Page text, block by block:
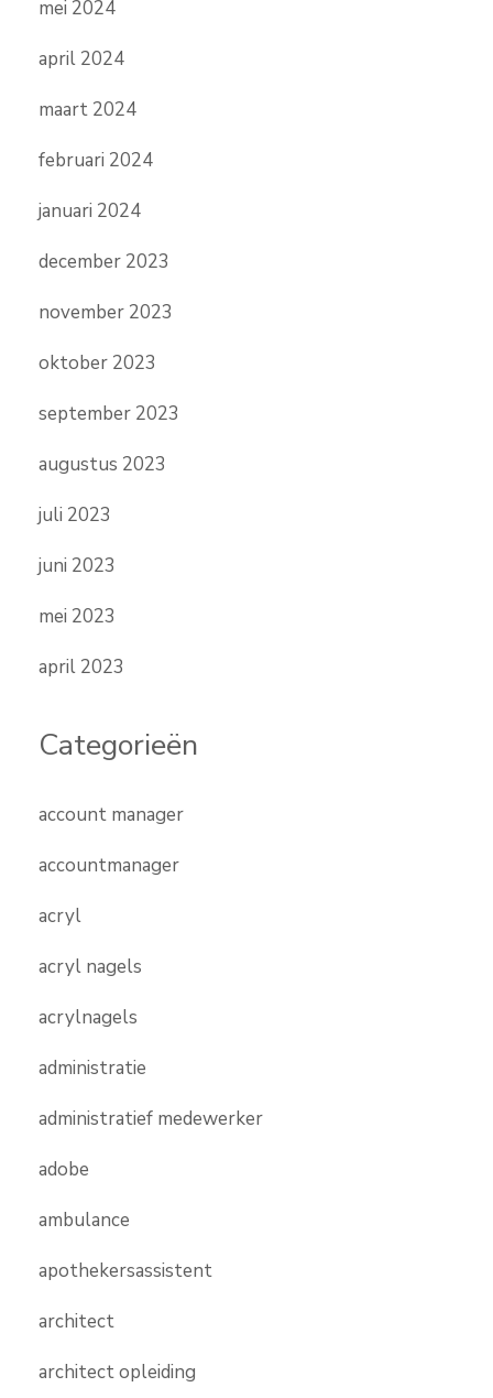
mei 2024
april 2024
maart 2024
februari 2024
januari 2024
december 2023
november 2023
oktober 2023
september 2023
augustus 2023
juli 2023
juni 2023
mei 2023
april 2023
Categorieën
account manager
accountmanager
acryl
acryl nagels
acrylnagels
administratie
administratief medewerker
adobe
ambulance
apothekersassistent
architect
architect opleiding